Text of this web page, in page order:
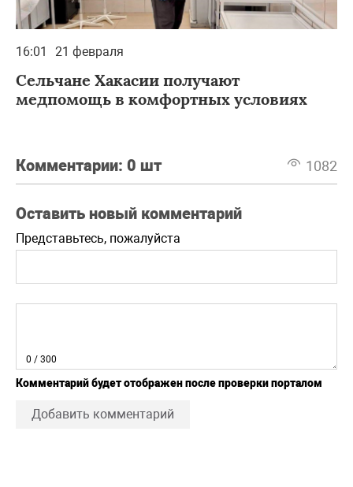
16:01 21 февраля
Сельчане Хакасии получают
медпомощь в комфортных условиях
Комментарии: 0 шт 1082
Оставить новый комментарий
Представьтесь, пожалуйста
0 / 300
Комментарий будет отображен после проверки порталом
Добавить комментарий